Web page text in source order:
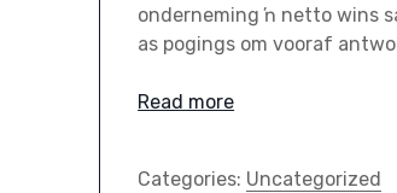
onderneming ŉ netto wins
as pogings om vooraf
Read more
Categories: Uncategorized